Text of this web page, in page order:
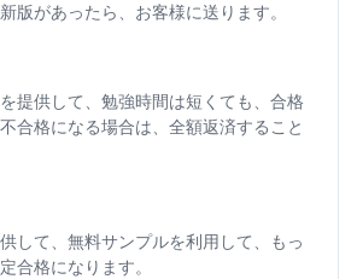
版があったら、お客様に送ります。
提供して、勉強時間は短くても、合格
合格になる場合は、全額返済すること
して、無料サンプルを利用して、もっ
合格になります。